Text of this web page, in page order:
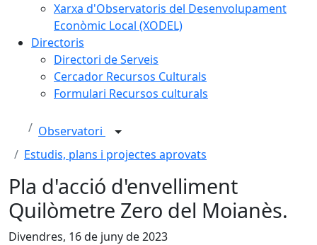
Xarxa d'Observatoris del Desenvolupament
Econòmic Local (XODEL)
Directoris
Directori de Serveis
Cercador Recursos Culturals
Formulari Recursos culturals
Observatori
Estudis, plans i projectes aprovats
Pla d'acció d'envelliment
Quilòmetre Zero del Moianès.
Divendres, 16 de juny de 2023